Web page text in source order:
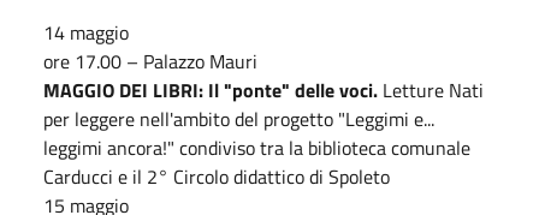
14 maggio
ore 17.00 – Palazzo Mauri
MAGGIO DEI LIBRI: Il "ponte" delle voci. Letture Nati
per leggere nell'ambito del progetto "Leggimi e...
leggimi ancora!" condiviso tra la biblioteca comunale
Carducci e il 2° Circolo didattico di Spoleto
15 maggio